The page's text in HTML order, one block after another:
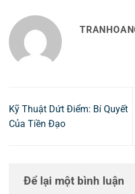
Kỹ Thuật Dứt Điểm: Bí Quyết
Của Tiền Đạo
Để lại một bình luận